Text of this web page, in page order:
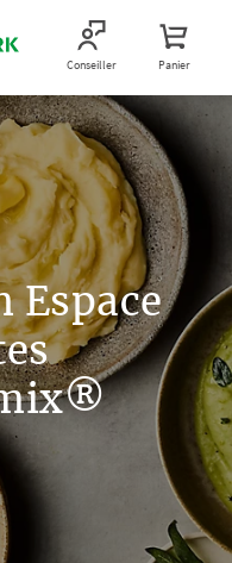
Conseiller Panier